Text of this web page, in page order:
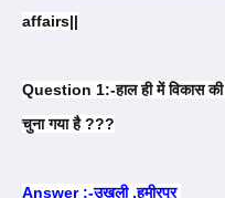
affairs||
Question 1:-हाल ही में विकास
चुना गया है ???
Answer :-उखली ,हमीरपुर